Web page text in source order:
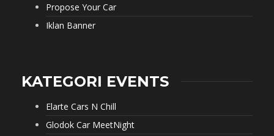
Propose Your Car
Iklan Banner
KATEGORI EVENTS
Elarte Cars N Chill
Glodok Car MeetNight